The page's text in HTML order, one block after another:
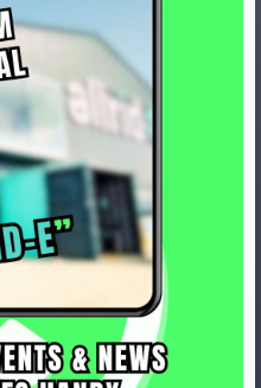
Trek Circuit